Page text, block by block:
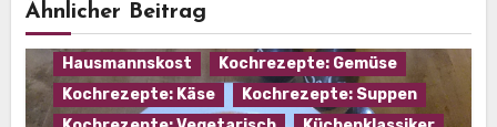
Ähnlicher Beitrag
Hausmannskost
Kochrezepte: Gemüse
Kochrezepte: Käse
Kochrezepte: Suppen